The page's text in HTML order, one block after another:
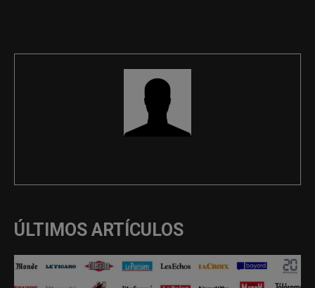
ÚLTIMOS ARTÍCULOS